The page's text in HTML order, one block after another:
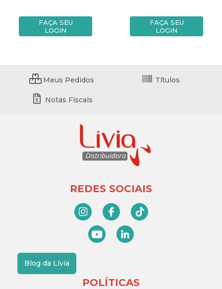
FAÇA SEU
LOGIN
FAÇA SEU
LOGIN
Meus Pedidos Títulos
Notas Fiscais
REDES SOCIAIS
Blog da Lívia
POLÍTICAS